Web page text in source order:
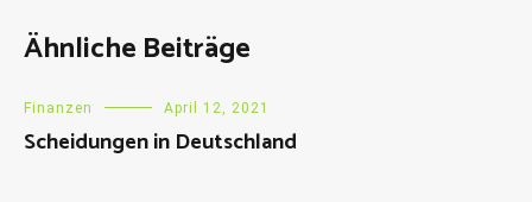
Ähnliche Beiträge
Finanzen April 12, 2021
Scheidungen in Deutschland